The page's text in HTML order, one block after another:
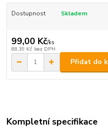
Dostupnost Skladem
99,00 Kč/ks
88,39 Kč bez DPH
Přidat do
Kompletní specifikace